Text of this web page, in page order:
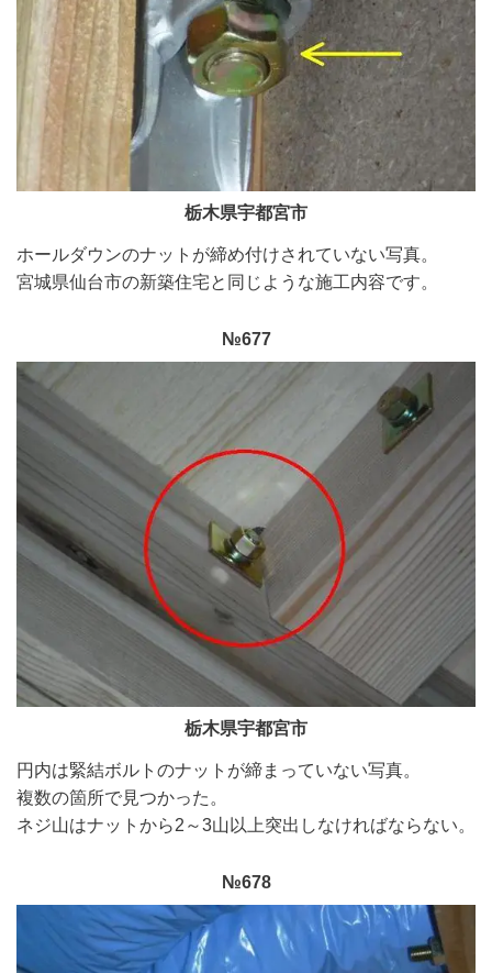
栃木県宇都宮市
ホールダウンのナットが締め付けされていない写真。
宮城県仙台市の新築住宅と同じような施工内容です。
№677
栃木県宇都宮市
円内は緊結ボルトのナットが締まっていない写真。
複数の箇所で見つかった。
ネジ山はナットから2～3山以上突出しなければならない。
№678